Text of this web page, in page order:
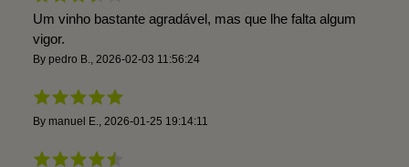
Um vinho bastante agradável, mas que lhe falta algum
vigor.
By pedro B. 2026-02-03 11:56:24
By manuel E. 2026-01-25 19:14:11